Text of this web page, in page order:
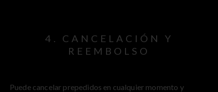
4. CANCELACIÓN Y
REEMBOLSO
Puede cancelar prepedidos en cualquier momento y